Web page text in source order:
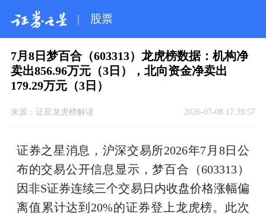
| 股票
7月8日梦百合（603313）龙虎榜数据：机构净
卖出856.96万元（3日），北向资金净卖出
179.29万元（3日）
来源： 证星龙虎榜解读 2026-07-08 17:39:57
证券之星消息，沪深交易所2026年7月8日公
布的交易公开信息显示，梦百合（603313）
因非S证券连续三个交易日内收盘价格涨幅偏
离值累计达到20%的证券登上龙虎榜。此次